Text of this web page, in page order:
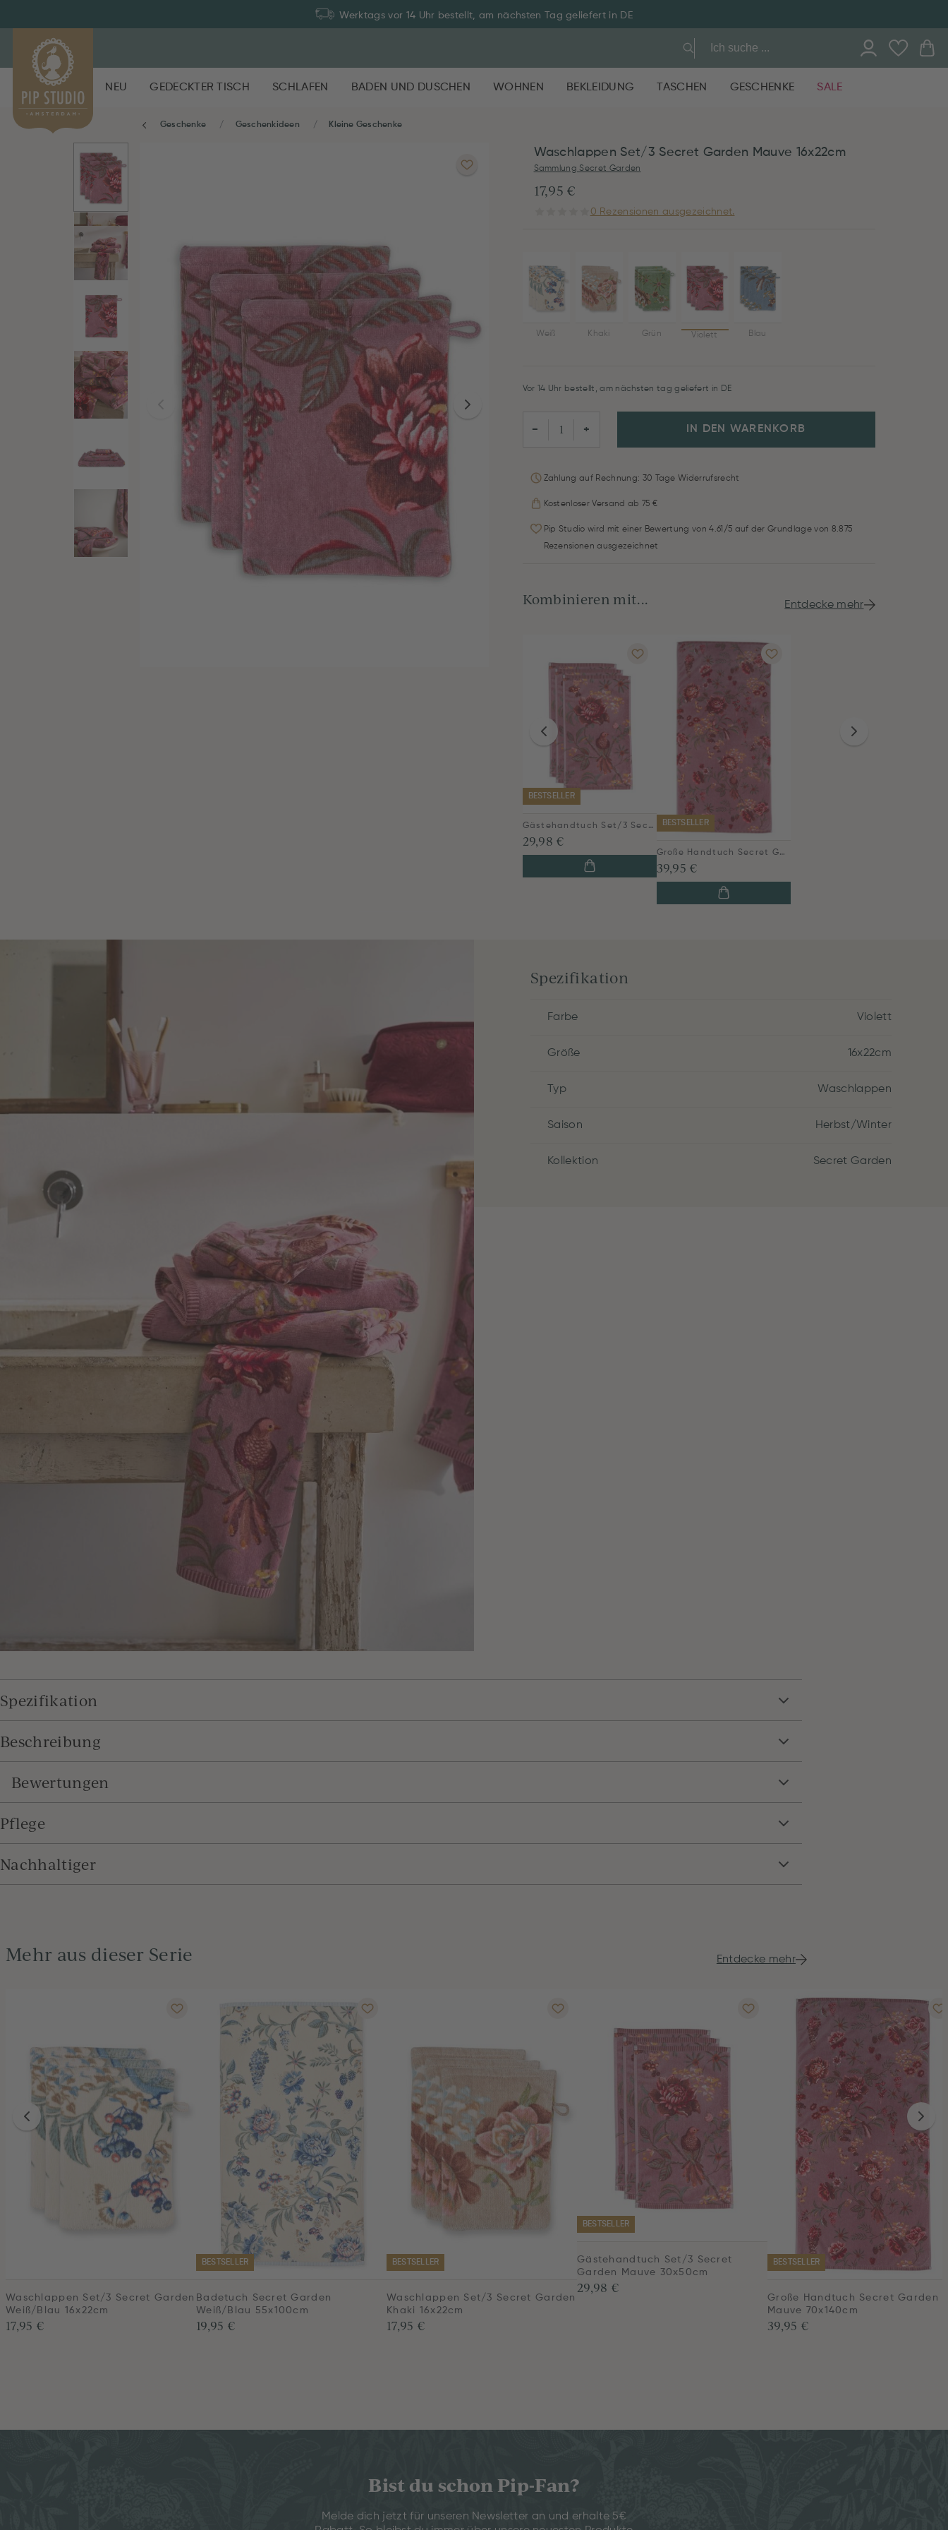
Werktags vor 14 Uhr bestellt, am nächsten Tag geliefert in DE
NEU GEDECKTER TISCH SCHLAFEN BADEN UND DUSCHEN WOHNEN BEKLEIDUNG TASCHEN GESCHENKE SALE
Geschenke Geschenkideen Kleine Geschenke
Waschlappen Set/3 Secret Garden Mauve 16x22cm
Sammlung Secret Garden
17,95 €
0 Rezensionen ausgezeichnet.
Weiß Khaki Grün Violett Blau
Vor 14 Uhr bestellt, am nächsten tag geliefert in DE
− + IN DEN WARENKORB
Zahlung auf Rechnung: 30 Tage Widerrufsrecht
Kostenloser Versand ab 75 €
Pip Studio wird mit einer Bewertung von 4.61/5 auf der Grundlage von 8.875
Rezensionen ausgezeichnet
Kombinieren mit... Entdecke mehr
BESTSELLER
Gästehandtuch Set/3 Secret Garden Mauve 30x50cm
29,98 €
BESTSELLER
Große Handtuch Secret Garden Mauve 70x140cm
39,95 €
Spezifikation
Farbe Violett
Größe 16x22cm
Typ Waschlappen
Saison Herbst/Winter
Kollektion Secret Garden
Spezifikation
Beschreibung
Bewertungen
Pflege
Nachhaltiger
Mehr aus dieser Serie Entdecke mehr
Waschlappen Set/3 Secret Garden
Weiß/Blau 16x22cm
17,95 €
BESTSELLER
Badetuch Secret Garden
Weiß/Blau 55x100cm
19,95 €
BESTSELLER
Waschlappen Set/3 Secret Garden
Khaki 16x22cm
17,95 €
BESTSELLER
Gästehandtuch Set/3 Secret
Garden Mauve 30x50cm
29,98 €
BESTSELLER
Große Handtuch Secret Garden
Mauve 70x140cm
39,95 €
Bist du schon Pip-Fan?
Melde dich jetzt für unseren Newsletter an und erhalte 5€